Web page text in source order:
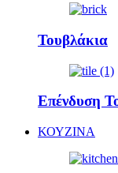
Τουβλάκια
Επένδυση
ΚΟΥΖΙΝΑ